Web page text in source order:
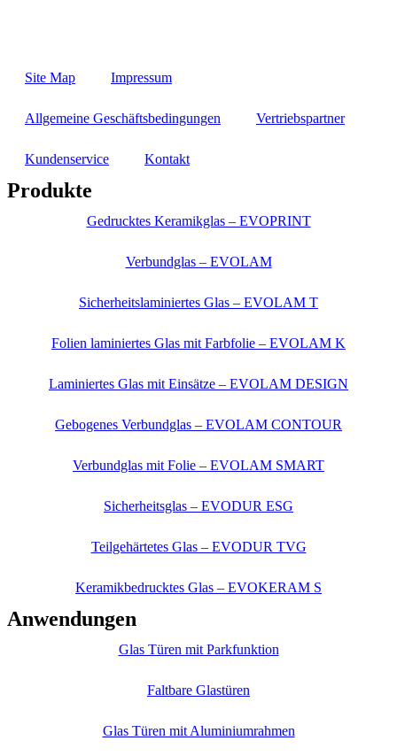
Site Map Impressum
Allgemeine Geschäftsbedingungen Vertriebspartner
Kundenservice Kontakt
Produkte
Gedrucktes Keramikglas – EVOPRINT
Verbundglas – EVOLAM
Sicherheitslaminiertes Glas – EVOLAM T
Folien laminiertes Glas mit Farbfolie – EVOLAM K
Laminiertes Glas mit Einsätze – EVOLAM DESIGN
Gebogenes Verbundglas – EVOLAM CONTOUR
Verbundglas mit Folie – EVOLAM SMART
Sicherheitsglas – EVODUR ESG
Teilgehärtetes Glas – EVODUR TVG
Keramikbedrucktes Glas – EVOKERAM S
Anwendungen
Glas Türen mit Parkfunktion
Faltbare Glastüren
Glas Türen mit Aluminiumrahmen